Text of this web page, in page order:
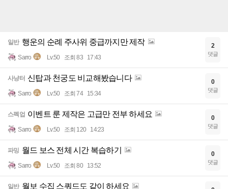
일반 행운의 순례 주사위 중급까지만 제작
Sarro Lv.50 조회 83 17:43
2
댓글
사냥터 신탑과 천궁도 비교해봤습니다
Sarro Lv.50 조회 74 15:34
0
댓글
스펙업 이벤트 룬 제작은 고급만 전부 하세요
Sarro Lv.50 조회 120 14:23
0
댓글
파밍 월드 보스 전체 시간 복습하기
Sarro Lv.50 조회 80 13:52
0
댓글
일반 월보 수집 스쿼드도 같이 하세요